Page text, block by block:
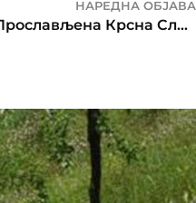
НАРЕДНА ОБЈАВА
Прослављена Крсна Слава Баштионика